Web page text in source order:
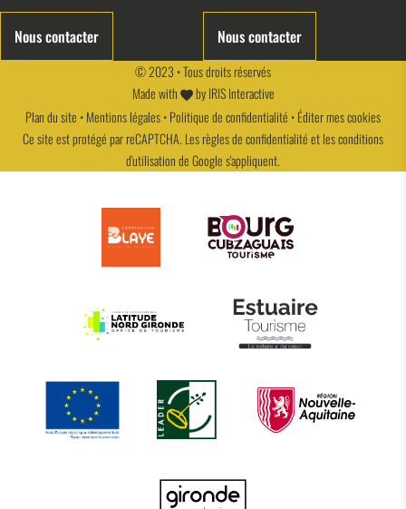
Nous contacter Nous contacter
© 2023 • Tous droits réservés
Made with
byIRIS Interactive
Plan du site •Mentions légales•Politique de confidentialité •Éditer mes cookies
Ce site est protégé par reCAPTCHA. Lesrègles de confidentialitéet lesconditions
d'utilisationde Google s'appliquent.